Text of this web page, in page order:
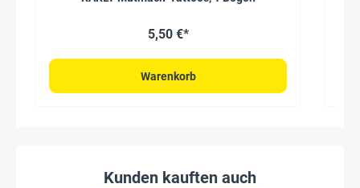
5,50 €*
Warenkorb
Kunden kauften auch